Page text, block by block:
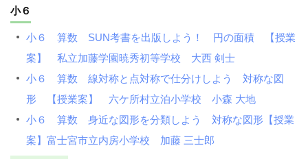
小６
小６ 算数 SUN考書を出版しよう！ 円の面積 【授業
案】 私立加藤学園暁秀初等学校 大西 剣士
小６ 算数 線対称と点対称で仕分けしよう 対称な図
形 【授業案】 六ケ所村立泊小学校 小森 大地
小６ 算数 身近な図形を分類しよう 対称な図形【授業
案】富士宮市立内房小学校 加藤 三士郎